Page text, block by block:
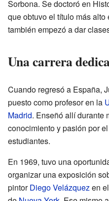
Sorbona. Se doctoró en
que obtuvo el título más
también empezó a dar
Una carrera
Cuando regresó a España,
puesto como profesor en la
Madrid. Enseñó allí durante
conocimiento y pasión por
estudiantes.
En 1969, tuvo una
organizar una exposición
pintorDiego Velázquezen el